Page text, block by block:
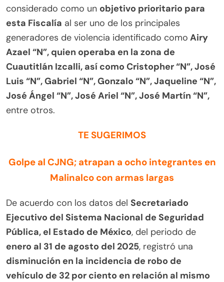
considerado como un objetivo prioritario para
esta Fiscalía al ser uno de los principales
generadores de violencia identificado como Airy
Azael “N”, quien operaba en la zona de
Cuautitlán Izcalli, así como Cristopher “N”, José
Luis “N”, Gabriel “N”, Gonzalo “N”, Jaqueline “N”,
José Ángel “N”, José Ariel “N”, José Martín “N”,
entre otros.
TE SUGERIMOS
Golpe al CJNG; atrapan a ocho integrantes en
Malinalco con armas largas
De acuerdo con los datos del Secretariado
Ejecutivo del Sistema Nacional de Seguridad
Pública, el Estado de México, del periodo de
enero al 31 de agosto del 2025, registró una
disminución en la incidencia de robo de
vehículo de 32 por ciento en relación al mismo